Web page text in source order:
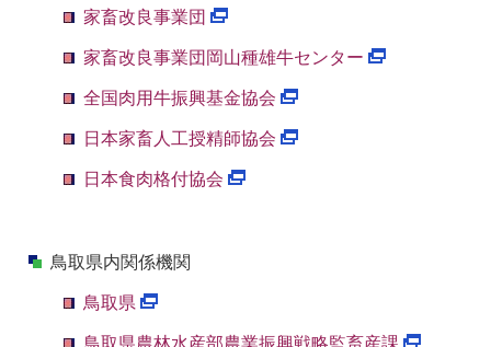
家畜改良事業団
家畜改良事業団岡山種雄牛センター
全国肉用牛振興基金協会
日本家畜人工授精師協会
日本食肉格付協会
鳥取県内関係機関
鳥取県
鳥取県農林水産部農業振興戦略監畜産課